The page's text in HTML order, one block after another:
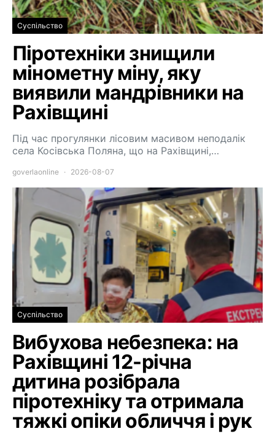
Суспільство
Піротехніки знищили
мінометну міну, яку
виявили мандрівники на
Рахівщині
Під час прогулянки лісовим масивом неподалік
села Косівська Поляна, що на Рахівщині,…
goverlaonline 2026-08-07
Суспільство
Вибухова небезпека: на
Рахівщині 12-річна
дитина розібрала
піротехніку та отримала
тяжкі опіки обличчя і рук